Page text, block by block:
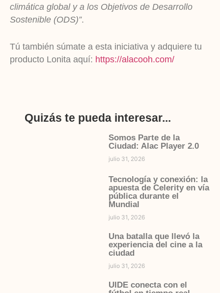
climática global y a los Objetivos de Desarrollo
Sostenible (ODS)”.
Tú también súmate a esta iniciativa y adquiere tu
producto Lonita aquí: https://alacooh.com/
Quizás te pueda interesar...
Somos Parte de la
Ciudad: Alac Player 2.0
julio 31, 2026
Tecnología y conexión: la
apuesta de Celerity en vía
pública durante el
Mundial
julio 31, 2026
Una batalla que llevó la
experiencia del cine a la
ciudad
julio 31, 2026
UIDE conecta con el